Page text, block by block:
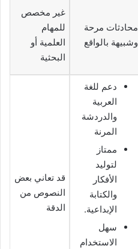
محادثات مرحة
وشبيهة بالواقع
غير مخصص
للمهام
العلمية أو
البحثية
دعم للغة
العربية
والدردشة
المرنة
ممتاز
لتوليد
الأفكار
والكتابة
الإبداعية.
سهل
الاستخدام
قد تعاني بعض
النصوص من
الدقة